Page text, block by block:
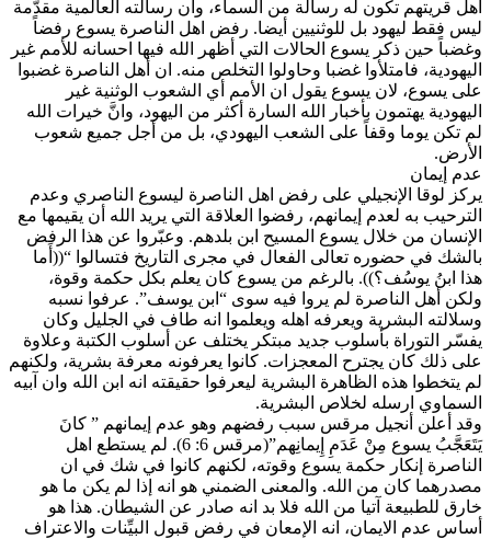
اهل قريتهم تكون له رسالة من السماء، وان رسالته العالمية مقدّمة
ليس فقط ليهود بل للوثنيين أيضا. رفض اهل الناصرة يسوع رفضاً
وغضباً حين ذكر يسوع الحالات التي أظهر الله فيها احسانه للأمم غير
اليهودية، فامتلأوا غضبا وحاولوا التخلص منه. ان أهل الناصرة غضبوا
على يسوع، لان يسوع يقول ان الأمم أي الشعوب الوثنية غير
اليهودية يهتمون بأخبار الله السارة أكثر من اليهود، وانَّ خيرات الله
لم تكن يوما وقفاً على الشعب اليهودي، بل من أجل جميع شعوب
الأرض.
عدم إيمان
يركز لوقا الإنجيلي على رفض اهل الناصرة ليسوع الناصري وعدم
الترحيب به لعدم إيمانهم، رفضوا العلاقة التي يريد الله أن يقيمها مع
الإنسان من خلال يسوع المسيح ابن بلدهم. وعبّروا عن هذا الرفض
بالشك في حضوره تعالى الفعال في مجرى التاريخ فتسالوا “((أَما
هذا ابنُ يوسُف؟)). بالرغم من يسوع كان يعلم بكل حكمة وقوة،
ولكن أهل الناصرة لم يروا فيه سوى “ابن يوسف”. عرفوا نسبه
وسلالته البشرية ويعرفه اهله ويعلموا انه طاف في الجليل وكان
يفسّر التوراة بأسلوب جديد مبتكر يختلف عن أسلوب الكتبة وعلاوة
على ذلك كان يجترح المعجزات. كانوا يعرفونه معرفة بشرية، ولكنهم
لم يتخطوا هذه الظاهرة البشرية ليعرفوا حقيقته انه ابن الله وان آبيه
السماوي ارسله لخلاص البشرية.
وقد أعلن أنجيل مرقس سبب رفضهم وهو عدم إيمانهم ” كانَ
يَتَعَجَّبُ يسوع مِنْ عَدَمِ إِيمانِهم”(مرقس 6: 6). لم يستطع اهل
الناصرة إنكار حكمة يسوع وقوته، لكنهم كانوا في شك في ان
مصدرهما كان من الله. والمعنى الضمني هو انه إذا لم يكن ما هو
خارق للطبيعة آتيا من الله فلا بد انه صادر عن الشيطان. هذا هو
أساس عدم الايمان، انه الإمعان في رفض قبول البيِّنات والاعتراف